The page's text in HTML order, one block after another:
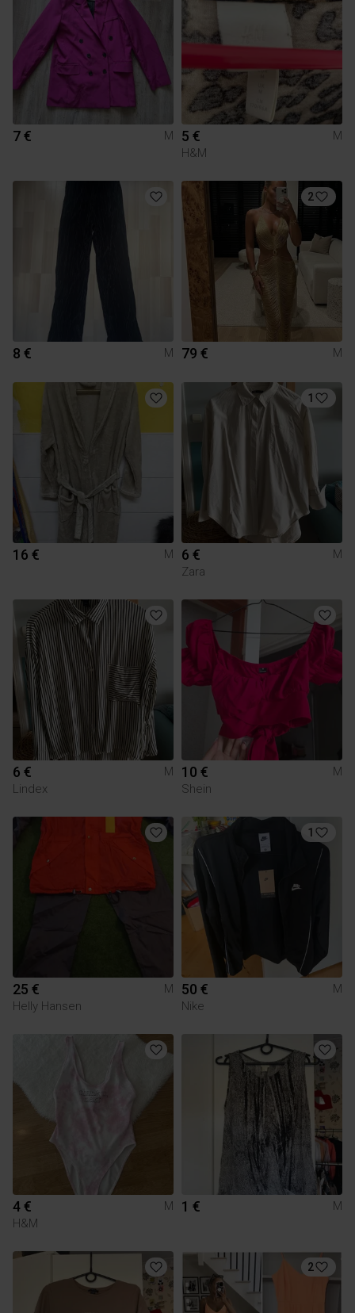
7 € M 5 €
M
H&M
8 € M
2
79 € M
16 € M
1
6 €
M
Zara
6 €
M
Lindex
10 €
M
Shein
25 €
M
Helly Hansen
1
50 €
M
Nike
4 €
M
H&M
1 € M
2